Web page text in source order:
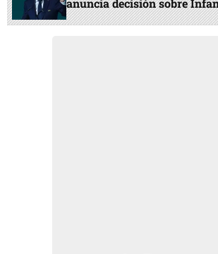
anuncia decisión sobre